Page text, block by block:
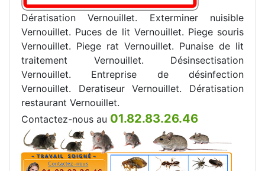
Dératisation Vernouillet. Exterminer nuisible
Vernouillet. Puces de lit Vernouillet. Piege souris
Vernouillet. Piege rat Vernouillet. Punaise de lit
traitement Vernouillet. Désinsectisation
Vernouillet. Entreprise de désinfection
Vernouillet. Deratiseur Vernouillet. Dératisation
restaurant Vernouillet.
Contactez-nous au 01.82.83.26.46